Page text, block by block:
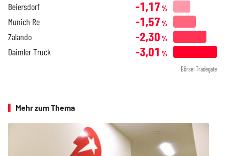
Beiersdorf -1,17 %
Munich Re -1,57 %
Zalando -2,30 %
Daimler Truck -3,01 %
Börse: Tradegate
Mehr zum Thema